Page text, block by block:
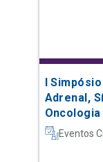
I
Adrenal,
Oncologia
Eventos